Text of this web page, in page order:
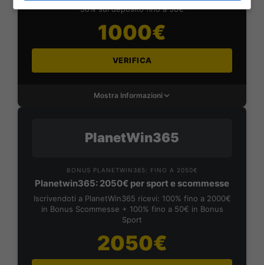
50% sul deposito fino a 50€
1000€
VERIFICA
Mostra Informazioni
PlanetWin365
BONUS PLANETWIN365: FINO A 2050€
Planetwin365: 2050€ per sport e scommesse
Iscrivendoti a PlanetWin365 ricevi: 100% fino a 2000€
in Bonus Scommesse + 100% fino a 50€ in Bonus
Sport
2050€